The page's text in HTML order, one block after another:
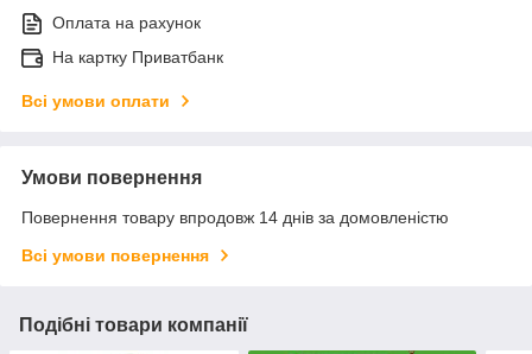
Оплата на рахунок
На картку Приватбанк
Всі умови оплати
Умови повернення
Повернення товару впродовж 14 днів за домовленістю
Всі умови повернення
Подібні товари компанії